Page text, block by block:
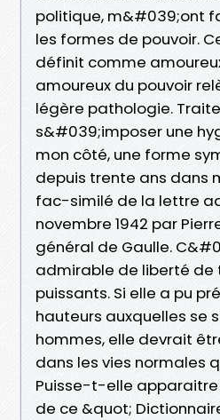
politique, m&#039;ont
les formes de pouvoir.
définit comme
amoureux du pouvoir
légère pathologie.
s&#039;imposer une
mon côté, une forme
depuis trente ans dans
fac-similé de la lettre
novembre 1942 par
général de Gaulle.
admirable de liberté de
puissants. Si elle a pu
hauteurs auxquelles se
hommes, elle devrait
dans les vies normales
Puisse-t-elle
de ce &quot;